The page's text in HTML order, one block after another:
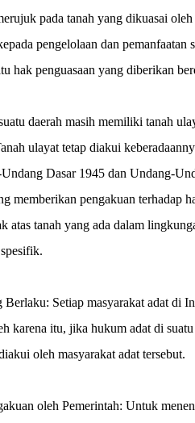
pada tanah yang dikuasai
pengelolaan dan pemanfaatan
hak penguasaan yang diberikan
daerah masih memiliki tanah
ulayat tetap diakui
Dasar 1945 dan Undang-
memberikan pengakuan terhadap
atas tanah yang ada dalam
Setiap masyarakat adat di
karena itu, jika hukum adat di
oleh masyarakat adat tersebut.
oleh Pemerintah: Untuk